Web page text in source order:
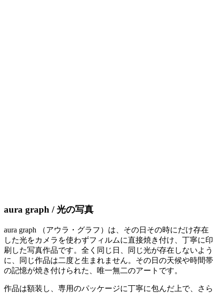
aura graph / 光の写真
aura graph （アウラ・グラフ）は、その日その時にだけ存在
した光をカメラを使わずフィルムに直接焼き付け、丁寧に印
刷した写真作品です。全く同じ日、同じ光が存在しないよう
に、同じ作品は二度と生まれません。その日の天候や時間帯
の記憶が焼き付けられた、唯一無二のアートです。
作品は額装し、専用のパッケージに丁寧に包んだ上で、さら